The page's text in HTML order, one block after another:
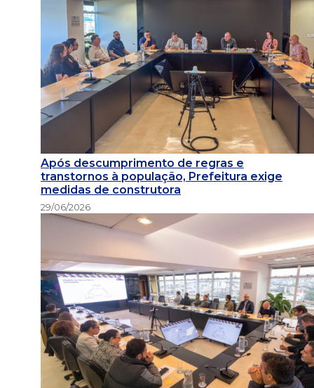
Após descumprimento de regras e
transtornos à população, Prefeitura exige
medidas de construtora
29/06/2026